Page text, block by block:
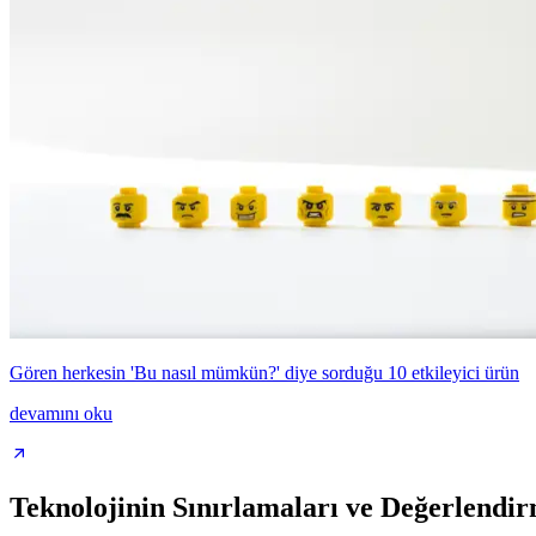
Gören herkesin 'Bu nasıl mümkün?' diye sorduğu 10 etkileyici ürün
devamını oku
Teknolojinin Sınırlamaları ve